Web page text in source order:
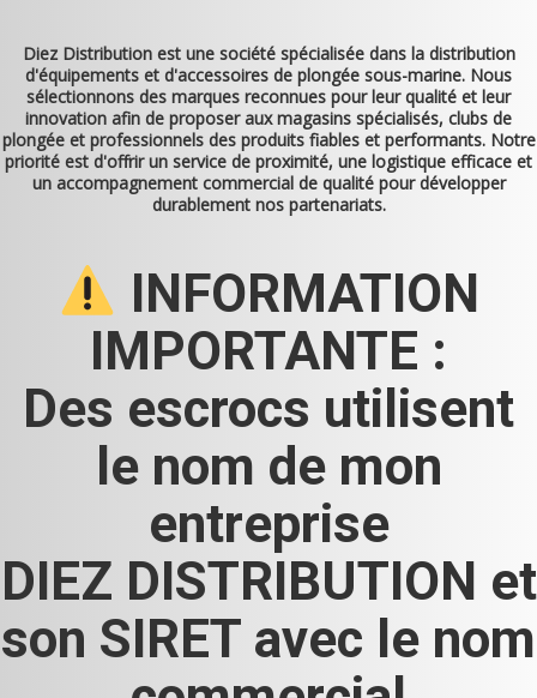
Diez Distributionest une société spécialisée dans la distribution
d'équipements et d'accessoires de plongée sous-marine. Nous
sélectionnons des marques reconnues pour leur qualité et leur
innovation afin de proposer aux magasins spécialisés, clubs de
plongée et professionnels des produits fiables et performants. Notre
priorité est d'offrir un service de proximité, une logistique efficace et
un accompagnement commercial de qualité pour développer
durablement nos partenariats.
INFORMATION
IMPORTANTE :
Des escrocs utilisent
le nom de mon
entreprise
DIEZ DISTRIBUTION et
son SIRET avec le nom